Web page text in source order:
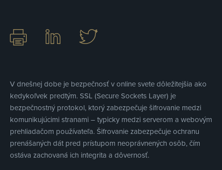
V dnešnej dobe je bezpečnosť v online svete dôležitejšia ako
kedykoľvek predtým. SSL (Secure Sockets Layer) je
bezpečnostný protokol, ktorý zabezpečuje šifrovanie medzi
komunikujúcimi stranami – typicky medzi serverom a webovým
prehliadačom používateľa. Šifrovanie zabezpečuje ochranu
prenášaných dát pred prístupom neoprávnených osôb, čím
ostáva zachovaná ich integrita a dôvernosť.